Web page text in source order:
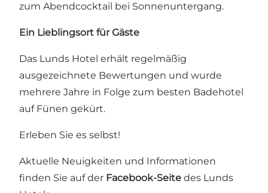
zum Abendcocktail bei Sonnenuntergang.
Ein Lieblingsort für Gäste
Das Lunds Hotel erhält regelmäßig
ausgezeichnete Bewertungen und wurde
mehrere Jahre in Folge zum besten Badehotel
auf Fünen gekürt.
Erleben Sie es selbst!
Aktuelle Neuigkeiten und Informationen
finden Sie auf der Facebook-Seite des Lunds